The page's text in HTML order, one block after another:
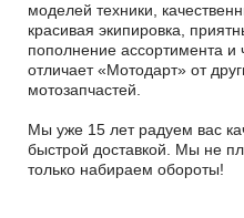
моделей техники,
красивая экипировка,
пополнение ассортимента и
отличает «Мотодарт» от
мотозапчастей.
Мы уже 15 лет радуем вас
быстрой доставкой. Мы не
только набираем обороты!